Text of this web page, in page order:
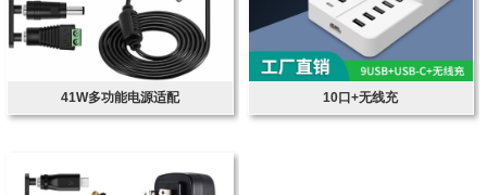
41W多功能电源适配 10口+无线充